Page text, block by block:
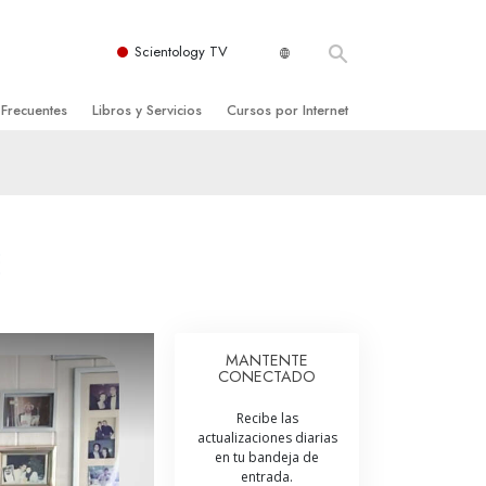
Scientology TV
de Scientology
Libros y Servicios
Introductorias
Iniciales
Cursos por Internet
Ayudas para Enfermedades y Lesiones
La Integridad y la Honestidad
El Matrimonio
La Escala Tonal Emocional
MANTENTE
CONECTADO
Recibe las
actualizaciones diarias
en tu bandeja de
entrada.